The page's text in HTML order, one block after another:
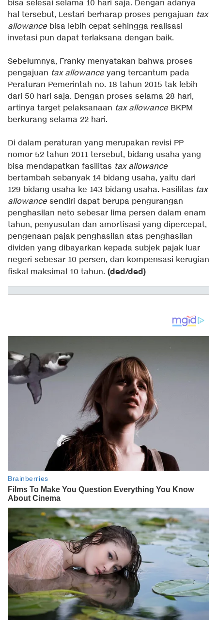
bisa selesai selama 10 hari saja. Dengan adanya
hal tersebut, Lestari berharap proses pengajuan tax
allowance bisa lebih cepat sehingga realisasi
invetasi pun dapat terlaksana dengan baik.
Sebelumnya, Franky menyatakan bahwa proses
pengajuan tax allowance yang tercantum pada
Peraturan Pemerintah no. 18 tahun 2015 tak lebih
dari 50 hari saja. Dengan proses selama 28 hari,
artinya target pelaksanaan tax allowance BKPM
berkurang selama 22 hari.
Di dalam peraturan yang merupakan revisi PP
nomor 52 tahun 2011 tersebut, bidang usaha yang
bisa mendapatkan fasilitas tax allowance
bertambah sebanyak 14 bidang usaha, yaitu dari
129 bidang usaha ke 143 bidang usaha. Fasilitas tax
allowance sendiri dapat berupa pengurangan
penghasilan neto sebesar lima persen dalam enam
tahun, penyusutan dan amortisasi yang dipercepat,
pengenaan pajak penghasilan atas penghasilan
dividen yang dibayarkan kepada subjek pajak luar
negeri sebesar 10 persen, dan kompensasi kerugian
fiskal maksimal 10 tahun. (ded/ded)